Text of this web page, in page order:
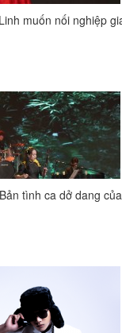
muốn nối nghiệp
tình ca dở dang